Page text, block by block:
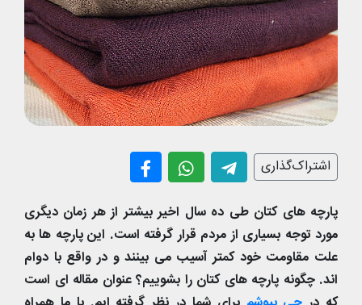
اشتراک‌گذاری
پارچه های کتان طی ده سال اخیر بیشتر از هر زمان دیگری
مورد توجه بسیاری از مردم قرار گرفته است. این پارچه ها به
علت مقاومت خود کمتر آسیب می بینند و در واقع با دوام
اند. چگونه پارچه های کتان را بشوییم؟ عنوان مقاله ای است